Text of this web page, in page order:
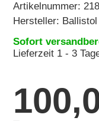
Artikelnummer:
Hersteller: Ballistol
Sofort
Lieferzeit 1 - 3